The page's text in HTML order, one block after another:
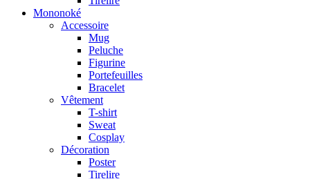
Mononoké
Accessoire
Mug
Peluche
Figurine
Portefeuilles
Bracelet
Vêtement
T-shirt
Sweat
Cosplay
Décoration
Poster
Tirelire